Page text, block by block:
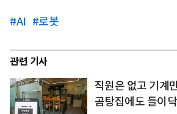
#AI #로봇
관련 기사
직원은 없고 기계
곰탕집에도 들이